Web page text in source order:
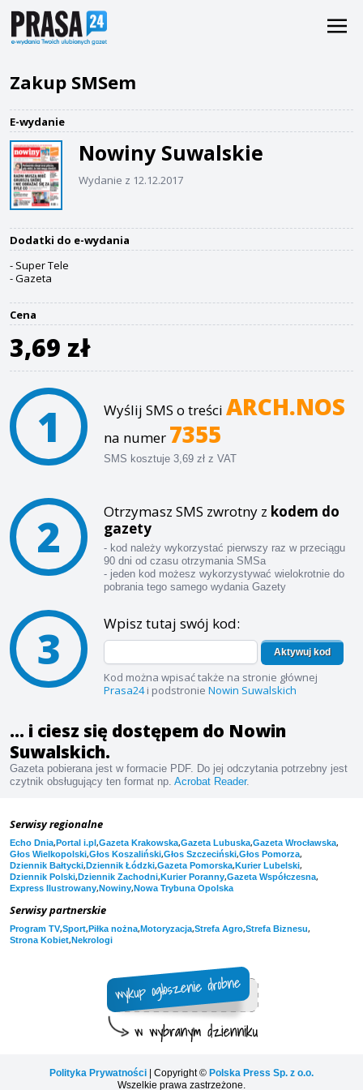
Zakup SMSem
E-wydanie
Nowiny Suwalskie
Wydanie z 12.12.2017
Dodatki do e-wydania
- Super Tele
- Gazeta
Cena
3,69 zł
1 Wyślij SMS o treści ARCH.NOS
na numer 7355
SMS kosztuje 3,69 zł z VAT
2 Otrzymasz SMS zwrotny z kodem do
gazety
- kod należy wykorzystać pierwszy raz w przeciągu
90 dni od czasu otrzymania SMSa
- jeden kod możesz wykorzystywać wielokrotnie do
pobrania tego samego wydania Gazety
3 Wpisz tutaj swój kod:
Aktywuj kod
Kod można wpisać także na stronie głównej
Prasa24i podstronie Nowin Suwalskich
... i ciesz się dostępem do Nowin
Suwalskich.
Gazeta pobierana jest w formacie PDF. Do jej odczytania potrzebny jest
czytnik obsługujący ten format np. Acrobat Reader.
Serwisy regionalne
Echo Dnia,Portal i.pl,Gazeta Krakowska,Gazeta Lubuska,Gazeta Wrocławska,
Głos Wielkopolski,Głos Koszaliński,Głos Szczeciński,Głos Pomorza,
Dziennik Bałtycki,Dziennik Łódzki,Gazeta Pomorska,Kurier Lubelski,
Dziennik Polski,Dziennik Zachodni,Kurier Poranny,Gazeta Współczesna,
Express Ilustrowany,Nowiny,Nowa Trybuna Opolska
Serwisy partnerskie
Program TV,Sport,Piłka nożna,Motoryzacja,Strefa Agro,Strefa Biznesu,
Strona Kobiet,Nekrologi
Polityka Prywatności | Copyright © Polska Press Sp. z o.o.
Wszelkie prawa zastrzeżone.